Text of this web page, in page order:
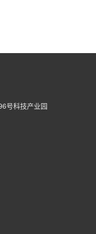
号科技产业园